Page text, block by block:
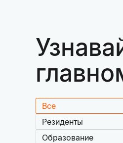
Все
Резиденты
Образование